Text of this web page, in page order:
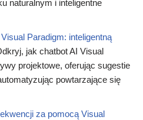
naturalnym i inteligentne
Paradigm: inteligentną
jak chatbot AI Visual
projektowe, oferując sugestie
powtarzające się
za pomocą Visual